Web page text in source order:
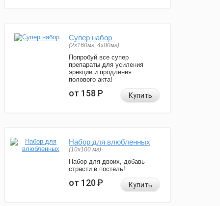
Супер набор
(2х160мг, 4х80мг)
Попробуй все супер
препараты для усиления
эрекции и продления
полового акта!
от 158Р Купить
Набор для влюбленных
(10х100 мг)
Набор для двоих, добавь
страсти в постель!
от 120Р Купить